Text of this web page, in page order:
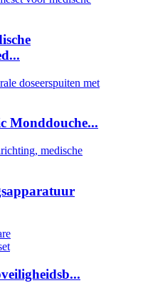
Monddouche...